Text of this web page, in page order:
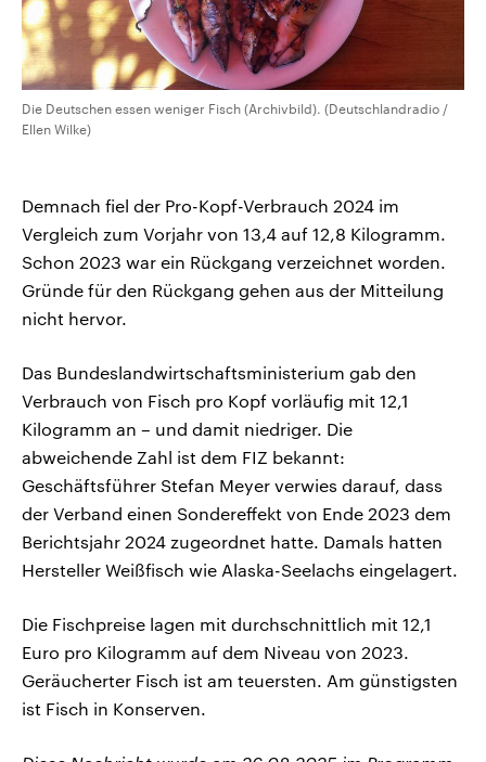
Die Deutschen essen weniger Fisch (Archivbild). (Deutschlandradio /
Ellen Wilke)
Demnach fiel der Pro-Kopf-Verbrauch 2024 im
Vergleich zum Vorjahr von 13,4 auf 12,8 Kilogramm.
Schon 2023 war ein Rückgang verzeichnet worden.
Gründe für den Rückgang gehen aus der Mitteilung
nicht hervor.
Das Bundeslandwirtschaftsministerium gab den
Verbrauch von Fisch pro Kopf vorläufig mit 12,1
Kilogramm an – und damit niedriger. Die
abweichende Zahl ist dem FIZ bekannt:
Geschäftsführer Stefan Meyer verwies darauf, dass
der Verband einen Sondereffekt von Ende 2023 dem
Berichtsjahr 2024 zugeordnet hatte. Damals hatten
Hersteller Weißfisch wie Alaska-Seelachs eingelagert.
Die Fischpreise lagen mit durchschnittlich mit 12,1
Euro pro Kilogramm auf dem Niveau von 2023.
Geräucherter Fisch ist am teuersten. Am günstigsten
ist Fisch in Konserven.